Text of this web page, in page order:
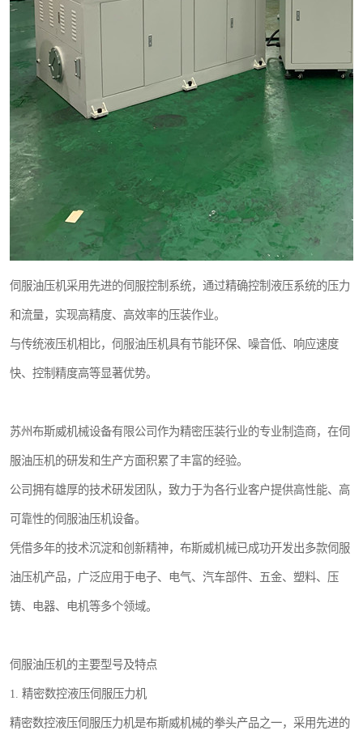
伺服油压机采用先进的伺服控制系统，通过精确控制液压系统的压力
和流量，实现高精度、高效率的压装作业。
与传统液压机相比，伺服油压机具有节能环保、噪音低、响应速度
快、控制精度高等显著优势。
苏州布斯威机械设备有限公司作为精密压装行业的专业制造商，在伺
服油压机的研发和生产方面积累了丰富的经验。
公司拥有雄厚的技术研发团队，致力于为各行业客户提供高性能、高
可靠性的伺服油压机设备。
凭借多年的技术沉淀和创新精神，布斯威机械已成功开发出多款伺服
油压机产品，广泛应用于电子、电气、汽车部件、五金、塑料、压
铸、电器、电机等多个领域。
伺服油压机的主要型号及特点
1. 精密数控液压伺服压力机
精密数控液压伺服压力机是布斯威机械的拳头产品之一，采用先进的